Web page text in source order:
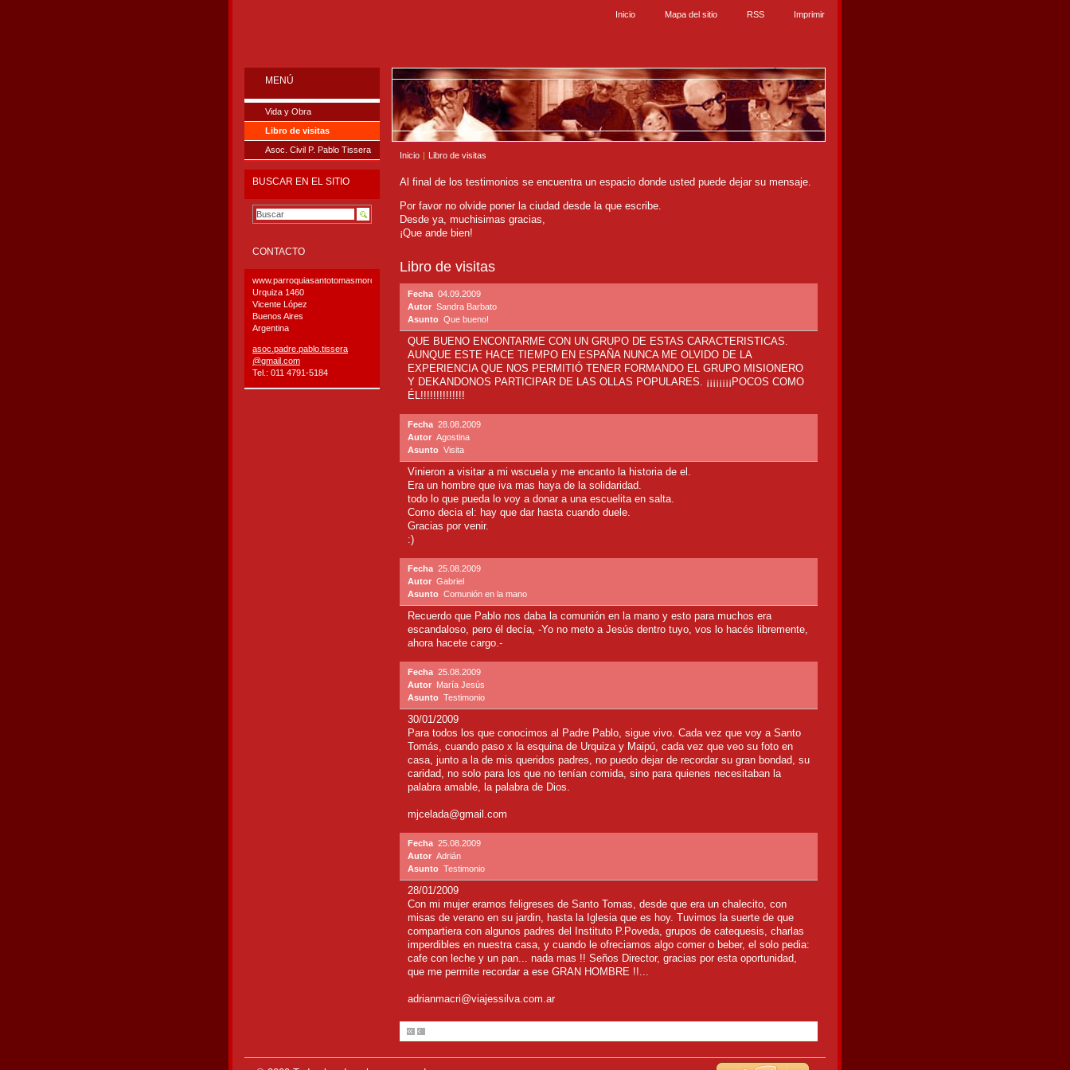
Inicio | Libro de visitas
Al final de los testimonios se encuentra un espacio donde usted puede dejar su mensaje.
Por favor no olvide poner la ciudad desde la que escribe.
Desde ya, muchisimas gracias,
¡Que ande bien!
Libro de visitas
Fecha 04.09.2009
Autor Sandra Barbato
Asunto Que bueno!
QUE BUENO ENCONTARME CON UN GRUPO DE ESTAS CARACTERISTICAS.
AUNQUE ESTE HACE TIEMPO EN ESPAÑA NUNCA ME OLVIDO DE LA
EXPERIENCIA QUE NOS PERMITIÓ TENER FORMANDO EL GRUPO MISIONERO
Y DEKANDONOS PARTICIPAR DE LAS OLLAS POPULARES. ¡¡¡¡¡¡¡¡POCOS COMO
ÉL!!!!!!!!!!!!!!
Fecha 28.08.2009
Autor Agostina
Asunto Visita
Vinieron a visitar a mi wscuela y me encanto la historia de el.
Era un hombre que iva mas haya de la solidaridad.
todo lo que pueda lo voy a donar a una escuelita en salta.
Como decia el: hay que dar hasta cuando duele.
Gracias por venir.
:)
Fecha 25.08.2009
Autor Gabriel
Asunto Comunión en la mano
Recuerdo que Pablo nos daba la comunión en la mano y esto para muchos era
escandaloso, pero él decía, -Yo no meto a Jesús dentro tuyo, vos lo hacés libremente,
ahora hacete cargo.-
Fecha 25.08.2009
Autor María Jesús
Asunto Testimonio
30/01/2009
Para todos los que conocimos al Padre Pablo, sigue vivo. Cada vez que voy a Santo
Tomás, cuando paso x la esquina de Urquiza y Maipú, cada vez que veo su foto en
casa, junto a la de mis queridos padres, no puedo dejar de recordar su gran bondad, su
caridad, no solo para los que no tenían comida, sino para quienes necesitaban la
palabra amable, la palabra de Dios.
mjcelada@gmail.com
Fecha 25.08.2009
Autor Adrián
Asunto Testimonio
28/01/2009
Con mi mujer eramos feligreses de Santo Tomas, desde que era un chalecito, con
misas de verano en su jardin, hasta la Iglesia que es hoy. Tuvimos la suerte de que
compartiera con algunos padres del Instituto P.Poveda, grupos de catequesis, charlas
imperdibles en nuestra casa, y cuando le ofreciamos algo comer o beber, el solo pedia:
cafe con leche y un pan... nada mas !! Seños Director, gracias por esta oportunidad,
que me permite recordar a ese GRAN HOMBRE !!...
adrianmacri@viajessilva.com.ar
MENÚ
Vida y Obra
Libro de visitas
Asoc. Civil P. Pablo Tissera
BUSCAR EN EL SITIO
CONTACTO
www.parroquiasantotomasmoro.com
Urquiza 1460
Vicente López
Buenos Aires
Argentina
asoc.padre.pablo .tissera
@gmail.com
Tel.: 011 4791-5184
Inicio Mapa del sitio RSS Imprimir